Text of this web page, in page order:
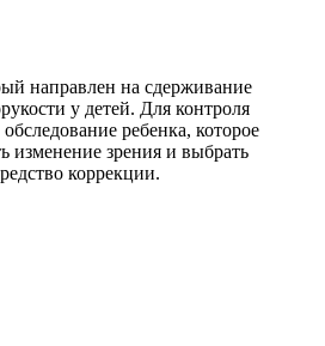
направлен на сдерживание
у детей. Для контроля
ребенка, которое
изменение зрения и выбрать
коррекции.